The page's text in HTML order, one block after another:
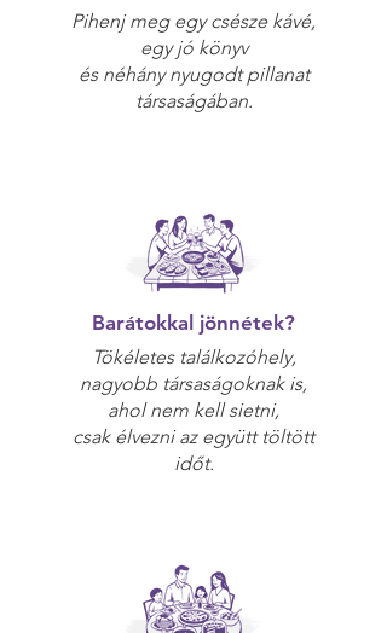
Pihenj meg egy csésze kávé,
egy jó könyv
és néhány nyugodt pillanat
társaságában.
Barátokkal jönnétek?
Tökéletes találkozóhely,
nagyobb társaságoknak is,
ahol nem kell sietni,
csak élvezni az együtt töltött
időt.